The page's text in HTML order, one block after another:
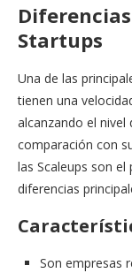
Startups
Una de las
tienen una
alcanzando el
comparación con
las Scaleups son el
diferencias
Son empresas